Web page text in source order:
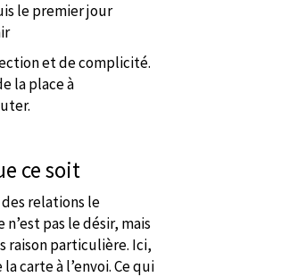
le premier jour
et de complicité.
la place à
ce soit
relations le
pas le désir, mais
raison particulière. Ici,
carte à l’envoi. Ce qui